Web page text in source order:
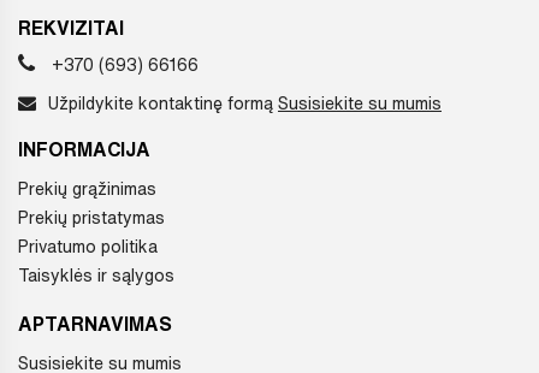
REKVIZITAI
+370 (693) 66166
Užpildykite kontaktinę formą Susisiekite su mumis
INFORMACIJA
Prekių grąžinimas
Prekių pristatymas
Privatumo politika
Taisyklės ir sąlygos
APTARNAVIMAS
Susisiekite su mumis